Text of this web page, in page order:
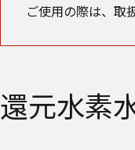
ご使用の際は、取
還元水素